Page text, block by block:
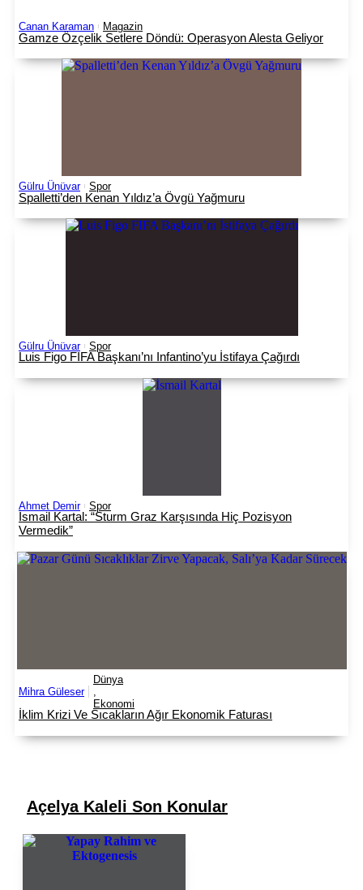
Canan Karaman Magazin
Gamze Özçelik Setlere Döndü: Operasyon Alesta Geliyor
Gülru Ünüvar Spor
Spalletti’den Kenan Yıldız’a Övgü Yağmuru
Gülru Ünüvar Spor
Luis Figo FIFA Başkanı’nı Infantino’yu İstifaya Çağırdı
Ahmet Demir Spor
İsmail Kartal: “Sturm Graz Karşısında Hiç Pozisyon
Vermedik”
Mihra Güleser
Dünya
Ekonomi
İklim Krizi Ve Sıcakların Ağır Ekonomik Faturası
Açelya Kaleli Son Konular